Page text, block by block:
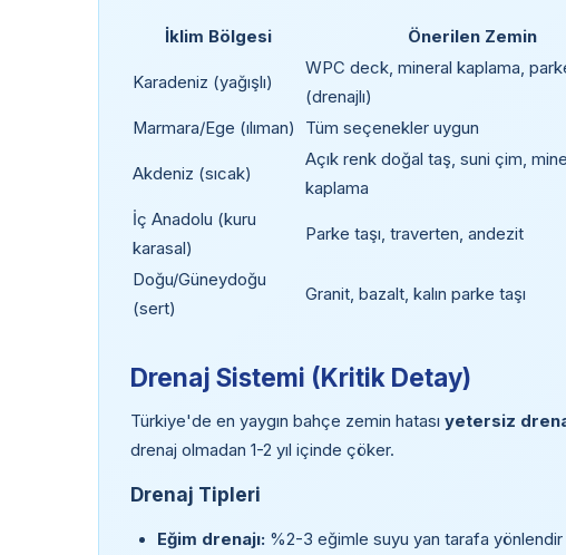
İklim Bölgesi Önerilen Zemin
Karadeniz (yağışlı)
WPC deck, mineral kaplama,
(drenajlı)
Marmara/Ege (ılıman)
Tüm seçenekler uygun
Akdeniz (sıcak)
Açık renk doğal taş, suni çim,
kaplama
İç Anadolu (kuru
karasal)
Parke taşı, traverten, andezit
Doğu/Güneydoğu
(sert)
Granit, bazalt, kalın parke taşı
Drenaj Sistemi (Kritik Detay)
Türkiye'de en yaygın bahçe zemin hatası yetersiz
drenaj olmadan 1-2 yıl içinde çöker.
Drenaj Tipleri
Eğim drenajı: %2-3 eğimle suyu yan tarafa